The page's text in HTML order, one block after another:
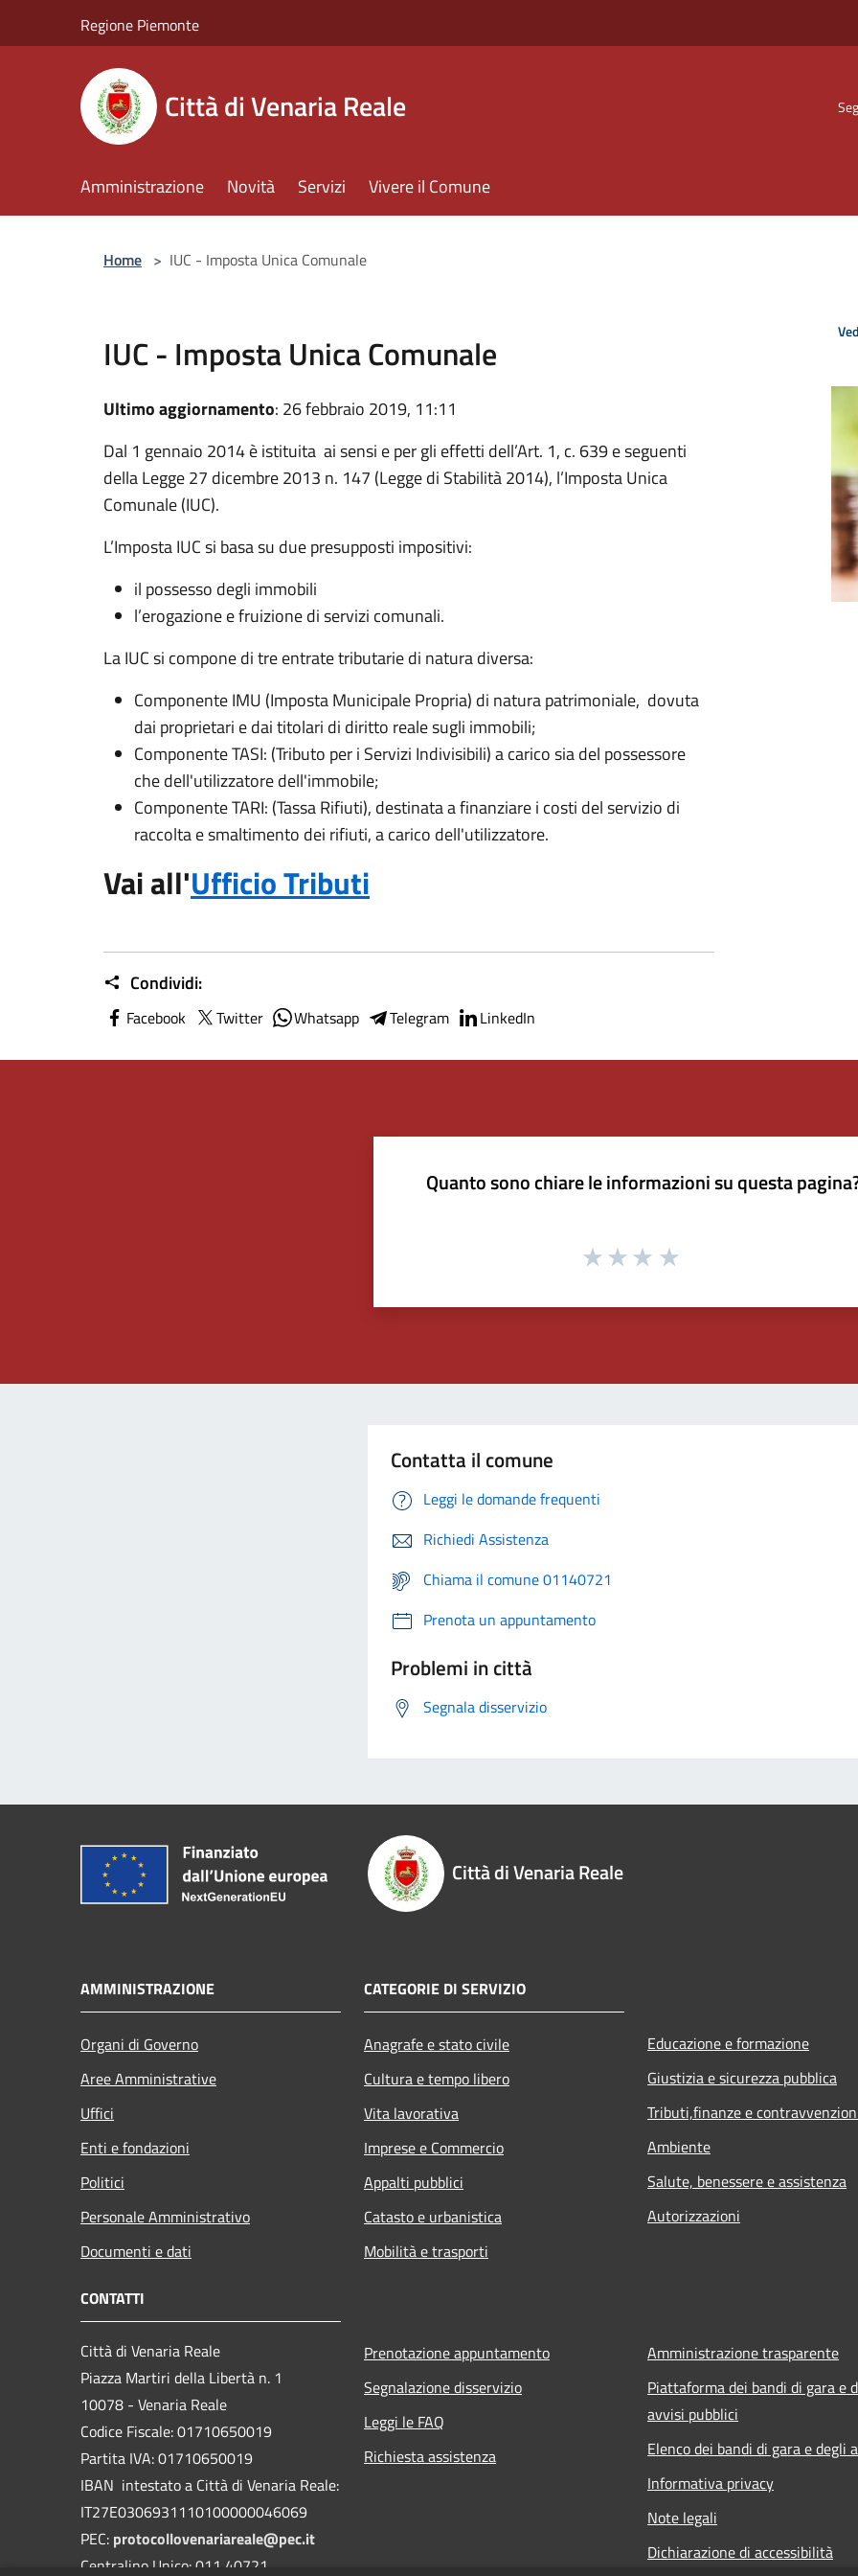
Regione Piemonte
Città di Venaria Reale
Amministrazione Novità Servizi Vivere il Comune
Home > IUC - Imposta Unica Comunale
IUC - Imposta Unica Comunale
Ultimo aggiornamento: 26 febbraio 2019, 11:11
Dal 1 gennaio 2014 è istituita ai sensi e per gli effetti dell’Art. 1, c. 639 e seguenti
della Legge 27 dicembre 2013 n. 147 (Legge di Stabilità 2014), l’Imposta Unica
Comunale (IUC).
L’Imposta IUC si basa su due presupposti impositivi:
il possesso degli immobili
l’erogazione e fruizione di servizi comunali.
La IUC si compone di tre entrate tributarie di natura diversa:
Componente IMU (Imposta Municipale Propria) di natura patrimoniale, dovuta
dai proprietari e dai titolari di diritto reale sugli immobili;
Componente TASI: (Tributo per i Servizi Indivisibili) a carico sia del possessore
che dell'utilizzatore dell'immobile;
Componente TARI: (Tassa Rifiuti), destinata a finanziare i costi del servizio di
raccolta e smaltimento dei rifiuti, a carico dell'utilizzatore.
Vai all'Ufficio Tributi
Condividi:
Facebook Twitter Whatsapp Telegram LinkedIn
Quanto sono chiare le informazioni su questa
Contatta il comune
Leggi le domande frequenti
Richiedi Assistenza
Chiama il comune 01140721
Prenota un appuntamento
Problemi in città
Segnala disservizio
Città di Venaria Reale
AMMINISTRAZIONE
Organi di Governo
Aree Amministrative
Uffici
Enti e fondazioni
Politici
Personale Amministrativo
Documenti e dati
CATEGORIE DI SERVIZIO
Anagrafe e stato civile
Cultura e tempo libero
Vita lavorativa
Imprese e Commercio
Appalti pubblici
Catasto e urbanistica
Mobilità e trasporti
Educazione e formazione
Giustizia e sicurezza pubblica
Tributi,finanze e
Ambiente
Salute, benessere e assistenza
Autorizzazioni
CONTATTI
Città di Venaria Reale
Piazza Martiri della Libertà n. 1
10078 - Venaria Reale
Codice Fiscale: 01710650019
Partita IVA: 01710650019
IBAN intestato a Città di Venaria Reale:
IT27E0306931110100000046069
PEC: protocollovenariareale@pec.it
Centralino Unico: 011 40721
Prenotazione appuntamento
Segnalazione disservizio
Leggi le FAQ
Richiesta assistenza
Amministrazione trasparente
Piattaforma dei bandi di gara e
avvisi pubblici
Elenco dei bandi di gara e degli
Informativa privacy
Note legali
Dichiarazione di accessibilità